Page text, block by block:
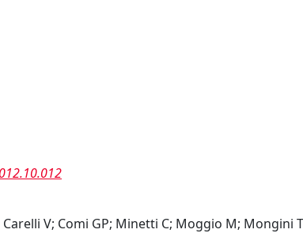
V; Comi GP; Minetti C; Moggio M; Mongini